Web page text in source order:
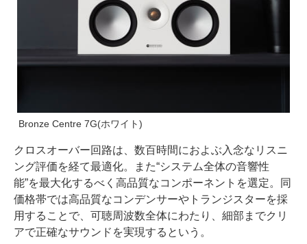
Bronze Centre 7G(ホワイト)
クロスオーバー回路は、数百時間におよぶ入念なリスニ
ング評価を経て最適化。また“システム全体の音響性
能”を最大化するべく高品質なコンポーネントを選定。同
価格帯では高品質なコンデンサーやトランジスターを採
用することで、可聴周波数全体にわたり、細部までクリ
アで正確なサウンドを実現するという。